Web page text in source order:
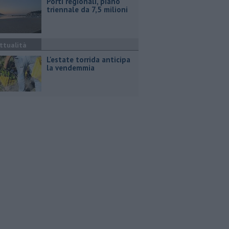
triennale da 7,5 milioni
L'estate torrida anticipa
la vendemmia